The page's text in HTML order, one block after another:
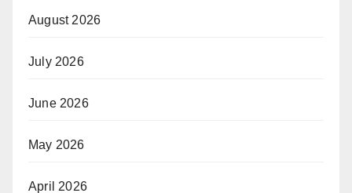
August 2026
July 2026
June 2026
May 2026
April 2026